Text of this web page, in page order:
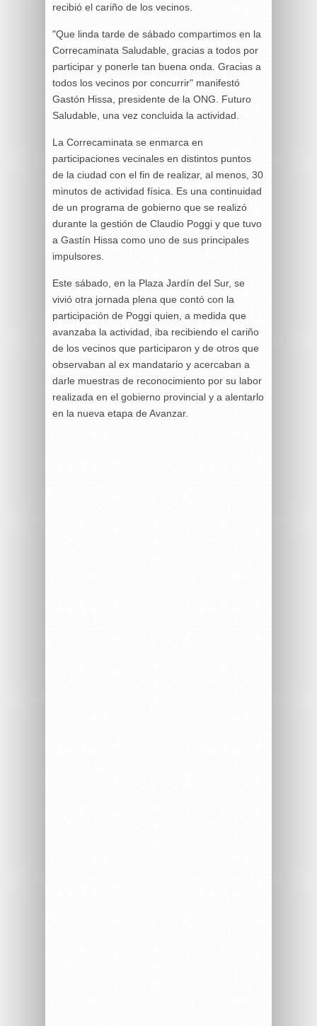
recibió el cariño de los vecinos.
"Que linda tarde de sábado compartimos en la
Correcaminata Saludable, gracias a todos por
participar y ponerle tan buena onda. Gracias a
todos los vecinos por concurrir" manifestó
Gastón Hissa, presidente de la ONG. Futuro
Saludable, una vez concluida la actividad.
La Correcaminata se enmarca en
participaciones vecinales en distintos puntos
de la ciudad con el fin de realizar, al menos, 30
minutos de actividad física. Es una continuidad
de un programa de gobierno que se realizó
durante la gestión de Claudio Poggi y que tuvo
a Gastín Hissa como uno de sus principales
impulsores.
Este sábado, en la Plaza Jardín del Sur, se
vivió otra jornada plena que contó con la
participación de Poggi quien, a medida que
avanzaba la actividad, iba recibiendo el cariño
de los vecinos que participaron y de otros que
observaban al ex mandatario y acercaban a
darle muestras de reconocimiento por su labor
realizada en el gobierno provincial y a alentarlo
en la nueva etapa de Avanzar.